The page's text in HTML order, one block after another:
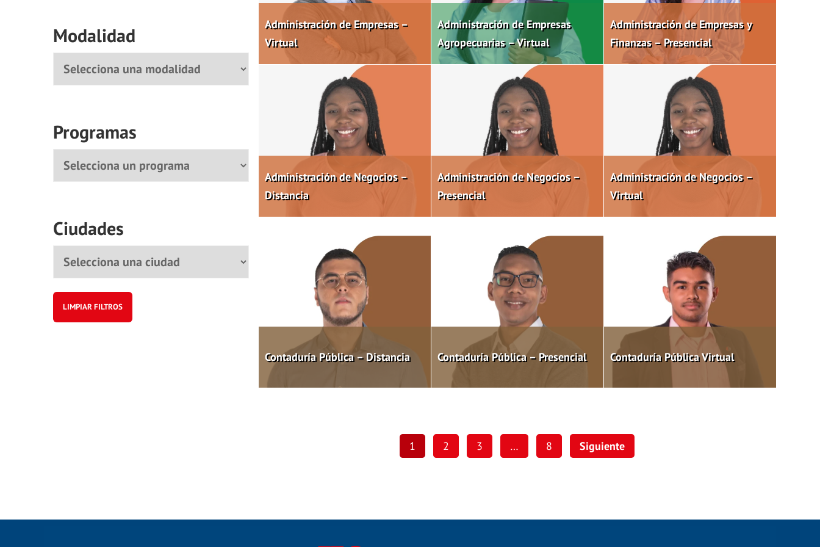
Modalidad
Programas
Ciudades
LIMPIAR FILTROS
Administración de Empresas –
Virtual
Administración de Empresas
Agropecuarias – Virtual
Administración de Empresas y
Finanzas – Presencial
Administración de Negocios –
Distancia
Administración de Negocios –
Presencial
Administración de Negocios –
Virtual
Contaduría Pública – Distancia Contaduría Pública – Presencial Contaduría Pública Virtual
1 2 3 … 8 Siguiente